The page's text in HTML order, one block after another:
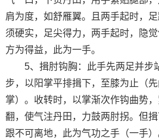
肩为度，如舒雁翼。且两手起时，
须硬实，足尖得力，两手起时，隐觉
方为得益，此为一手。
5、揖肘钩胸：此手先两足并步
步，以阳掌平排揖下，至膝为止（
掌）。收转时，以掌渐次作钩曲势
翻，使气注丹田，力鼓两肘拐。但
跟不可离地，此为气功之手（一手）